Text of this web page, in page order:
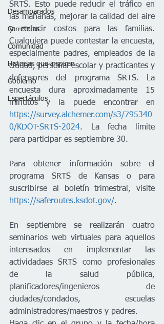
Desamparados
Carreteras
Comunidad
Historias que inspiran
Gobierno
Espectáculos
SRTS. Esto puede reducir el tráfico en
las mañanas, mejorar la calidad del aire
y reducir costos para las familias.
Cualquiera puede contestar la encuesta,
especialmente padres, empleados de la
ciudad, personal escolar y practicantes y
defensores del programa SRTS. La
encuesta dura aproximadamente 15
https://survey.alchemer.com/s3/795340
0/KDOT-SRTS-2024. La fecha límite
para participar es septiembre 30.
Para obtener información sobre el
programa SRTS de Kansas o para
https://saferoutes.ksdot.gov/.
En septiembre se realizarán cuatro
seminarios web virtuales para aquellos
interesados ​​en implementar las
actividadaes SRTS como profesionales
de la salud pública,
planificadores/ingenieros de
ciudades/condados, escuelas
administradores/maestros y padres.